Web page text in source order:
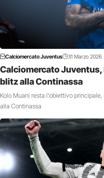
Calciomercato Juventus 31 Marzo 2026
Calciomercato
blitz alla Continassa
Kolo Muani resta l'obiettivo
alla Continassa